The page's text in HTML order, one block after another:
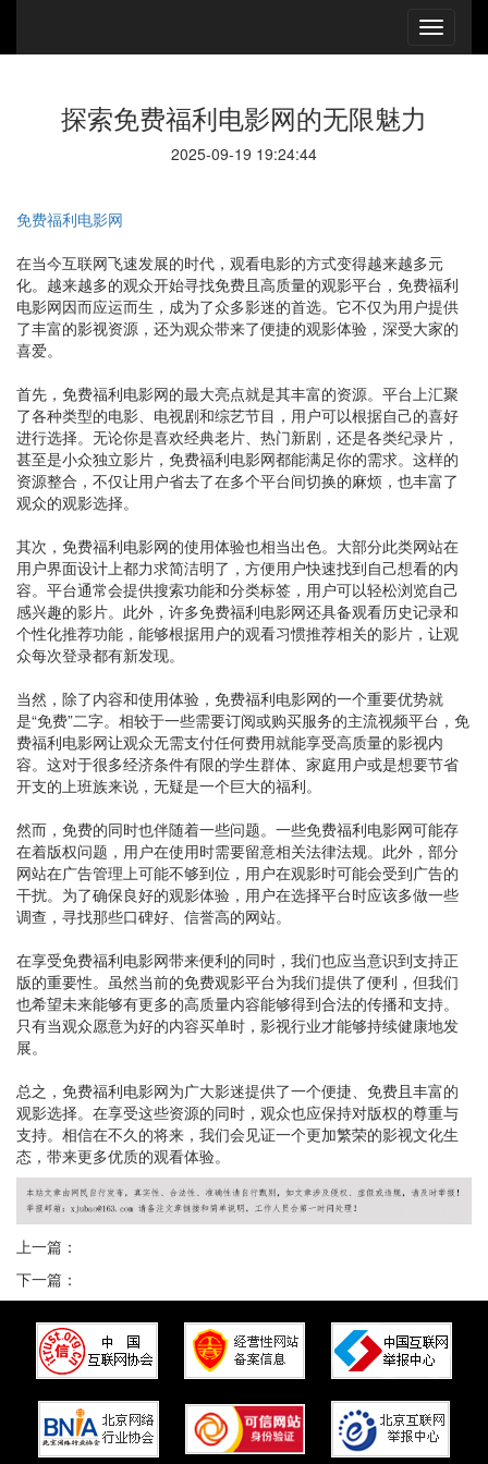
探索免费福利电影网的无限魅力
2025-09-19 19:24:44
免费福利电影网
在当今互联网飞速发展的时代，观看电影的方式变得越来越多元
化。越来越多的观众开始寻找免费且高质量的观影平台，免费福利
电影网因而应运而生，成为了众多影迷的首选。它不仅为用户提供
了丰富的影视资源，还为观众带来了便捷的观影体验，深受大家的
喜爱。
首先，免费福利电影网的最大亮点就是其丰富的资源。平台上汇聚
了各种类型的电影、电视剧和综艺节目，用户可以根据自己的喜好
进行选择。无论你是喜欢经典老片、热门新剧，还是各类纪录片，
甚至是小众独立影片，免费福利电影网都能满足你的需求。这样的
资源整合，不仅让用户省去了在多个平台间切换的麻烦，也丰富了
观众的观影选择。
其次，免费福利电影网的使用体验也相当出色。大部分此类网站在
用户界面设计上都力求简洁明了，方便用户快速找到自己想看的内
容。平台通常会提供搜索功能和分类标签，用户可以轻松浏览自己
感兴趣的影片。此外，许多免费福利电影网还具备观看历史记录和
个性化推荐功能，能够根据用户的观看习惯推荐相关的影片，让观
众每次登录都有新发现。
当然，除了内容和使用体验，免费福利电影网的一个重要优势就
是“免费”二字。相较于一些需要订阅或购买服务的主流视频平台，免
费福利电影网让观众无需支付任何费用就能享受高质量的影视内
容。这对于很多经济条件有限的学生群体、家庭用户或是想要节省
开支的上班族来说，无疑是一个巨大的福利。
然而，免费的同时也伴随着一些问题。一些免费福利电影网可能存
在着版权问题，用户在使用时需要留意相关法律法规。此外，部分
网站在广告管理上可能不够到位，用户在观影时可能会受到广告的
干扰。为了确保良好的观影体验，用户在选择平台时应该多做一些
调查，寻找那些口碑好、信誉高的网站。
在享受免费福利电影网带来便利的同时，我们也应当意识到支持正
版的重要性。虽然当前的免费观影平台为我们提供了便利，但我们
也希望未来能够有更多的高质量内容能够得到合法的传播和支持。
只有当观众愿意为好的内容买单时，影视行业才能够持续健康地发
展。
总之，免费福利电影网为广大影迷提供了一个便捷、免费且丰富的
观影选择。在享受这些资源的同时，观众也应保持对版权的尊重与
支持。相信在不久的将来，我们会见证一个更加繁荣的影视文化生
态，带来更多优质的观看体验。
上一篇：
下一篇：